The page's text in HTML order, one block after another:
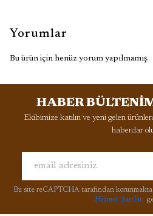
Yorumlar
Bu ürün için henüz yorum yapılmamış.
HABER
Ekibimize katılın ve yeni gelen
haberdar
Bu site reCAPTCHA tarafından
Hizmet Şartları